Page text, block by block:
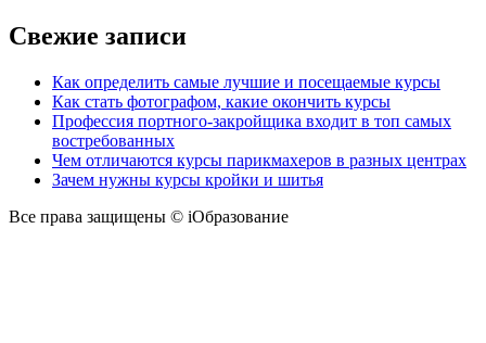
Свежие записи
Как определить самые лучшие и посещаемые курсы
Как стать фотографом, какие окончить курсы
Профессия портного-закройщика входит в топ самых
востребованных
Чем отличаются курсы парикмахеров в разных центрах
Зачем нужны курсы кройки и шитья
Все права защищены © iОбразование